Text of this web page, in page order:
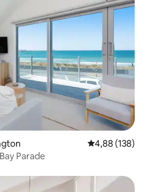
4,88 (138)
Parade